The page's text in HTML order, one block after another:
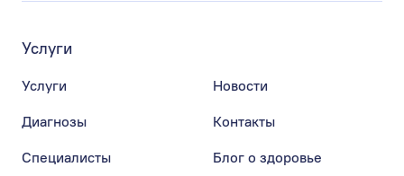
Услуги
Услуги
Диагнозы
Специалисты
Новости
Контакты
Блог о здоровье